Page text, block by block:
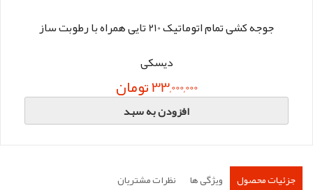
جوجه کشی تمام اتوماتیک 210 تایی همراه با رطوبت ساز
دیسکی
33,000,000 تومان
افزودن به سبد
جزئیات محصول ویژگی ها نظرات مشتریان